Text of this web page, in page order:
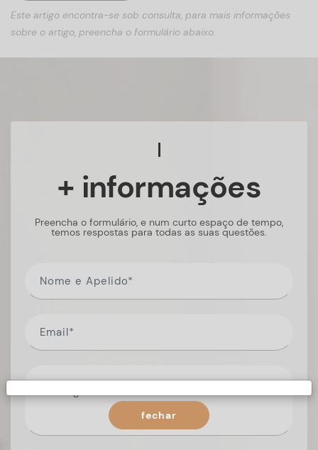
Este artigo encontra-se sob consulta, para mais informações
sobre o artigo, preencha o formulário abaixo.
+ informações
Preencha o formulário, e num curto espaço de tempo,
temos respostas para todas as suas questões.
fechar